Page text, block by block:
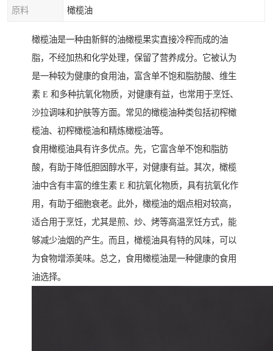
原料 橄榄油
橄榄油是一种由新鲜的油橄榄果实直接冷榨而成的油
脂，不经加热和化学处理，保留了营养成分。它被认为
是一种较为健康的食用油，富含单不饱和脂肪酸、维生
素 E 和多种抗氧化物质，对健康有益，也常用于烹饪、
沙拉调味和护肤等方面。常见的橄榄油种类包括初榨橄
榄油、初榨橄榄油和精炼橄榄油等。
食用橄榄油具有许多优点。先，它富含单不饱和脂肪
酸，有助于降低胆固醇水平，对健康有益。其次，橄榄
油中含有丰富的维生素 E 和抗氧化物质，具有抗氧化作
用，有助于细胞衰老。此外，橄榄油的烟点相对较高，
适合用于烹饪，尤其是煎、炒、烤等高温烹饪方式，能
够减少油烟的产生。而且，橄榄油具有特的风味，可以
为食物增添美味。总之，食用橄榄油是一种健康的食用
油选择。